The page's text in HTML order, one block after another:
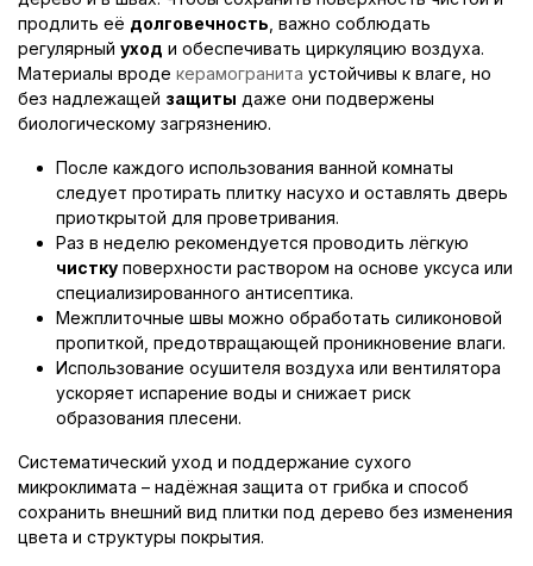
продлить её долговечность , важно соблюдать
регулярный уход и обеспечивать циркуляцию воздуха.
Материалы вроде керамогранита устойчивы к влаге, но
без надлежащей защиты даже они подвержены
биологическому загрязнению.
После каждого использования ванной комнаты
следует протирать плитку насухо и оставлять дверь
приоткрытой для проветривания.
Раз в неделю рекомендуется проводить лёгкую
чистку поверхности раствором на основе уксуса или
специализированного антисептика.
Межплиточные швы можно обработать силиконовой
пропиткой, предотвращающей проникновение влаги.
Использование осушителя воздуха или вентилятора
ускоряет испарение воды и снижает риск
образования плесени.
Систематический уход и поддержание сухого
микроклимата – надёжная защита от грибка и способ
сохранить внешний вид плитки под дерево без изменения
цвета и структуры покрытия.